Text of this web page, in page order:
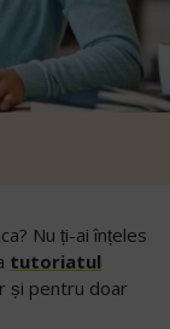
Nu ți-ai înțeles
tutoriatul
și pentru doar